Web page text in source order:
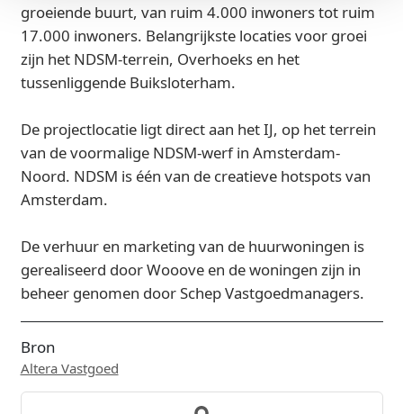
groeiende buurt, van ruim 4.000 inwoners tot ruim
17.000 inwoners. Belangrijkste locaties voor groei
zijn het NDSM-terrein, Overhoeks en het
tussenliggende Buiksloterham.
De projectlocatie ligt direct aan het IJ, op het terrein
van de voormalige NDSM-werf in Amsterdam-
Noord. NDSM is één van de creatieve hotspots van
Amsterdam.
De verhuur en marketing van de huurwoningen is
gerealiseerd door Wooove en de woningen zijn in
beheer genomen door Schep Vastgoedmanagers.
Bron
Altera Vastgoed